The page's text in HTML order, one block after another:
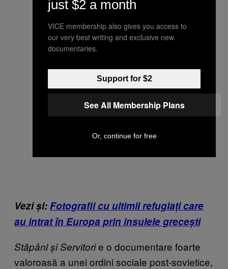
Vezi și:Fotografii cu ultimii refugiați care
au intrat în Europa prin insulele grecești
Stăpâni și Servitorie o documentare foarte
valoroasă a unei ordini sociale post-sovietice,
just $2 a month
VICE membership also gives you access to
our very best writing and exclusive new
documentaries.
Support for $2
See All Membership Plans
Or, continue for free